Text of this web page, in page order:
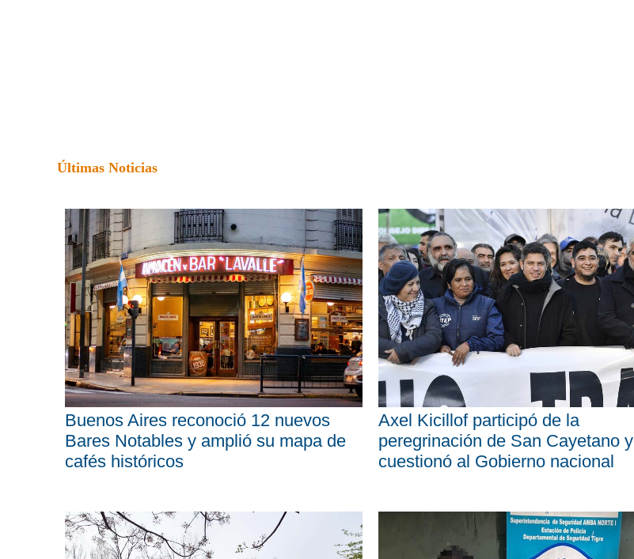
Últimas Noticias
Buenos Aires reconoció 12 nuevos
Bares Notables y amplió su mapa de
cafés históricos
Axel Kicillof participó de la
peregrinación de San Cayetano y
cuestionó al Gobierno nacional